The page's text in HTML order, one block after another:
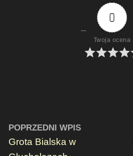
0
Twoja ocena
POPRZEDNI WPIS
Grota Bialska w